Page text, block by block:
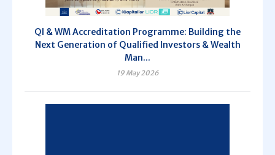
QI & WM Accreditation Programme: Building the
Next Generation of Qualified Investors & Wealth
Man...
19 May 2026